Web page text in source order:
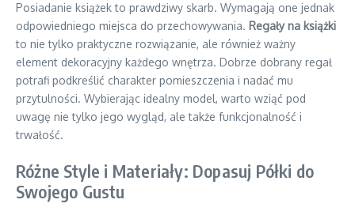
Posiadanie książek to prawdziwy skarb. Wymagają one jednak
odpowiedniego miejsca do przechowywania. Regały na książki
to nie tylko praktyczne rozwiązanie, ale również ważny
element dekoracyjny każdego wnętrza. Dobrze dobrany regał
potrafi podkreślić charakter pomieszczenia i nadać mu
przytulności. Wybierając idealny model, warto wziąć pod
uwagę nie tylko jego wygląd, ale także funkcjonalność i
trwałość.
Różne Style i Materiały: Dopasuj Półki do
Swojego Gustu